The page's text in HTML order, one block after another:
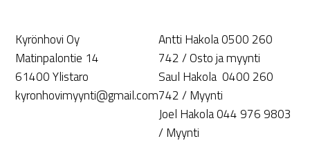
Kyrönhovi Oy
Matinpalontie 14
61400 Ylistaro
kyronhovimyynti@gmail.com
Antti Hakola 0500 260
742 / Osto ja myynti
Saul Hakola 0400 260
742 / Myynti
Joel Hakola 044 976 9803
/ Myynti